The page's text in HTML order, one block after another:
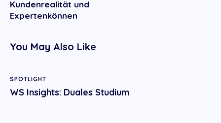
Kundenrealität und
Expertenkönnen
You May Also Like
SPOTLIGHT
WS Insights: Duales Studium